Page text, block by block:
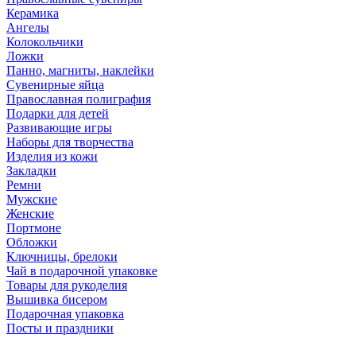
Керамика
Ангелы
Колокольчики
Ложки
Панно, магниты, наклейки
Сувенирные яйца
Православная полиграфия
Подарки для детей
Развивающие игры
Наборы для творчества
Изделия из кожи
Закладки
Ремни
Мужские
Женские
Портмоне
Обложки
Ключницы, брелоки
Чай в подарочной упаковке
Товары для рукоделия
Вышивка бисером
Подарочная упаковка
Посты и праздники